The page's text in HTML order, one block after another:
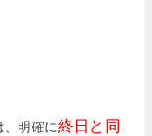
明確に終日と同